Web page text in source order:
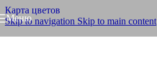
Карта цветов
Skip to navigation Skip to main content
Меню